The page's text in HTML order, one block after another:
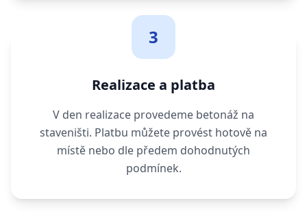
3
Realizace a platba
V den realizace provedeme betonáž na
staveništi. Platbu můžete provést hotově na
místě nebo dle předem dohodnutých
podmínek.